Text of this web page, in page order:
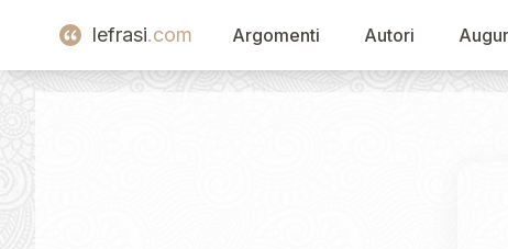
lefrasi.com Argomenti Autori